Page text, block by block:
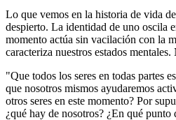
Lo que vemos en la historia de vida
despierto. La identidad de uno oscila
momento actúa sin vacilación con la
caracteriza nuestros estados
"Que todos los seres en todas partes
que nosotros mismos ayudaremos
otros seres en este momento? Por
¿qué hay de nosotros? ¿En qué